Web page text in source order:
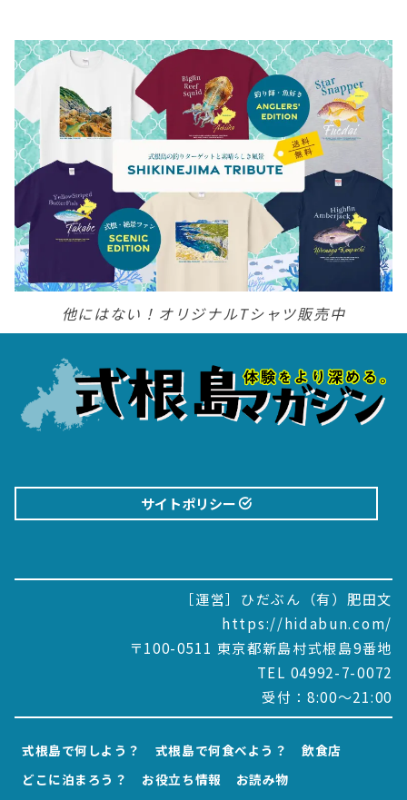
他にはない！オリジナルTシャツ販売中
サイトポリシー
［運営］ひだぶん（有）肥田文
https://hidabun.com/
〒100-0511 東京都新島村式根島9番地
TEL 04992-7-0072
受付：8:00～21:00
式根島で何しよう？ 式根島で何食べよう？
飲食店
どこに泊まろう？
お役立ち情報
お読み物